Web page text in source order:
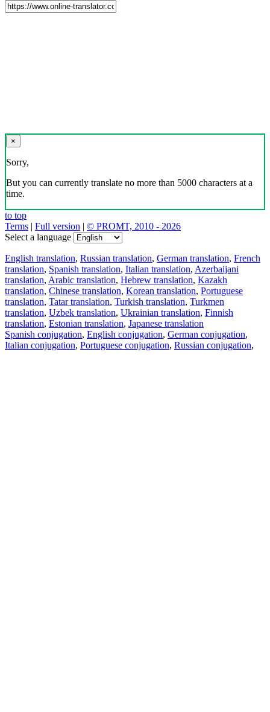
×
Sorry,
But you can currently translate no more than 5000 characters at a
time.
to top
Terms | Full version | © PROMT, 2010 - 2026
Select a language
English translation, Russian translation, German translation, French
translation, Spanish translation, Italian translation, Azerbaijani
translation, Arabic translation, Hebrew translation, Kazakh
translation, Chinese translation, Korean translation, Portuguese
translation, Tatar translation, Turkish translation, Turkmen
translation, Uzbek translation, Ukrainian translation, Finnish
translation, Estonian translation, Japanese translation
Spanish conjugation, English conjugation, German conjugation,
Italian conjugation, Portuguese conjugation, Russian conjugation,